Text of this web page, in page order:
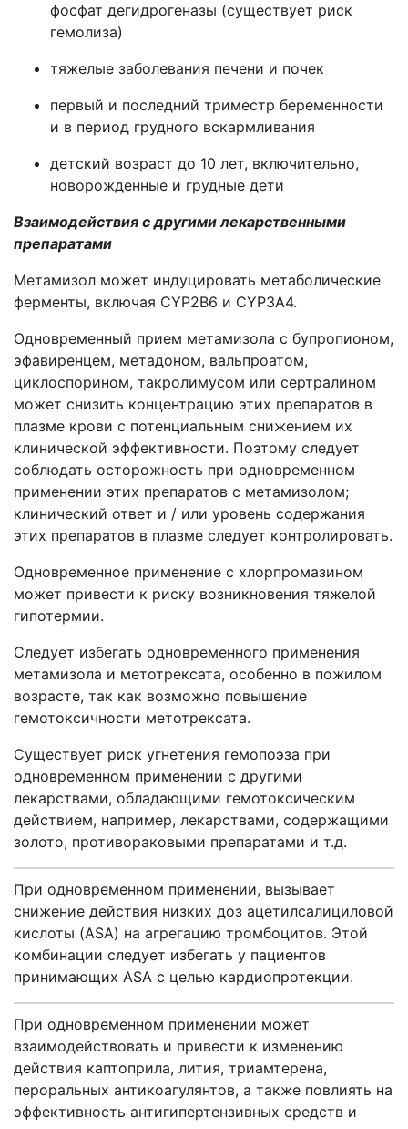
фосфат дегидрогеназы (существует риск
гемолиза)
тяжелые заболевания печени и почек
первый и последний триместр беременности
и в период грудного вскармливания
детский возраст до 10 лет, включительно,
новорожденные и грудные дети
Взаимодействия с другими лекарственными
препаратами
Метамизол может индуцировать метаболические
ферменты, включая CYP2B6 и CYP3A4.
Одновременный прием метамизола с бупропионом,
эфавиренцем, метадоном, вальпроатом,
циклоспорином, такролимусом или сертралином
может снизить концентрацию этих препаратов в
плазме крови с потенциальным снижением их
клинической эффективности. Поэтому следует
соблюдать осторожность при одновременном
применении этих препаратов с метамизолом;
клинический ответ и / или уровень содержания
этих препаратов в плазме следует контролировать.
Одновременное применение с хлорпромазином
может привести к риску возникновения тяжелой
гипотермии.
Следует избегать одновременного применения
метамизола и метотрексата, особенно в пожилом
возрасте, так как возможно повышение
гемотоксичности метотрексата.
Существует риск угнетения гемопоэза при
одновременном применении с другими
лекарствами, обладающими гемотоксическим
действием, например, лекарствами, содержащими
золото, противораковыми препаратами и т.д.
При одновременном применении, вызывает
снижение действия низких доз ацетилсалициловой
кислоты (ASA) на агрегацию тромбоцитов. Этой
комбинации следует избегать у пациентов
принимающих ASA с целью кардиопротекции.
При одновременном применении может
взаимодействовать и привести к изменению
действия каптоприла, лития, триамтерена,
пероральных антикоагулянтов, а также повлиять на
эффективность антигипертензивных средств и